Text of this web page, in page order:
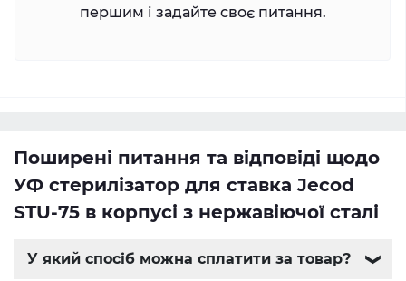
першим і задайте своє питання.
Поширені питання та відповіді щодо
УФ стерилізатор для ставка Jecod
STU-75 в корпусі з нержавіючої сталі
У який спосіб можна сплатити за товар? ❯